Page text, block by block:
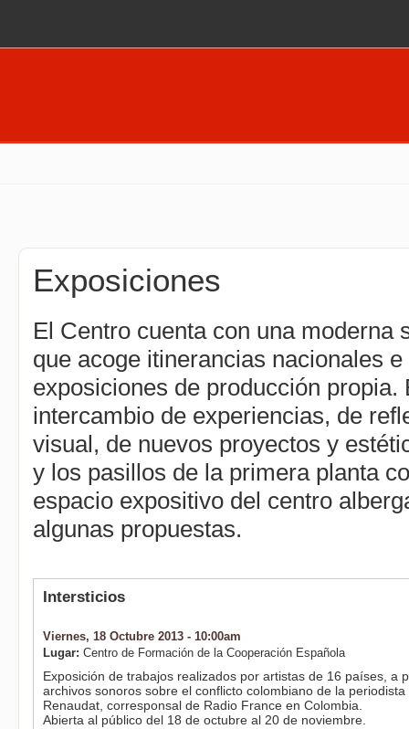
Exposiciones
El Centro cuenta con una moderna
que acoge itinerancias nacionales
exposiciones de producción propia.
intercambio de experiencias, de
visual, de nuevos proyectos y
y los pasillos de la primera planta
espacio expositivo del centro
algunas propuestas.
Intersticios
Viernes, 18 Octubre 2013 - 10:00am
Lugar: Centro de Formación de la Cooperación Española
Exposición de trabajos realizados por artistas de 16 países, a
archivos sonoros sobre el conflicto colombiano de la periodista
Renaudat, corresponsal de Radio France en Colombia.
Abierta al público del 18 de octubre al 20 de noviembre.